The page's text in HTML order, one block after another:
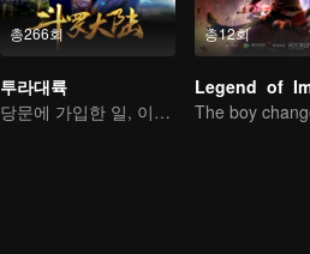
총266회
투라대륙
당문에 가입한 일, 이번 생에는 절대 후회하지 않으리
총12회